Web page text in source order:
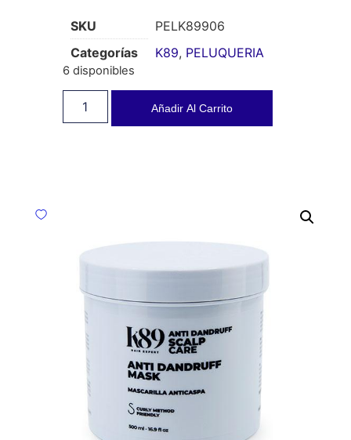
SKU
PELK89906
Categorías
K89, PELUQUERIA
6 disponibles
Añadir Al Carrito